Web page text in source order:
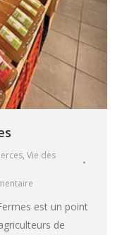
, Vie des
est un point
de